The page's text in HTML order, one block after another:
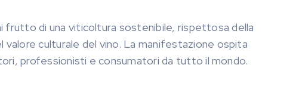
frutto di una viticoltura sostenibile, rispettosa della
culturale del vino. La manifestazione ospita
professionisti e consumatori da tutto il mondo.